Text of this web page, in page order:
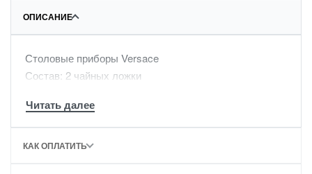
ОПИСАНИЕ
Столовые приборы Versace
Состав: 2 чайных ложки
КАК ОПЛАТИТЬ